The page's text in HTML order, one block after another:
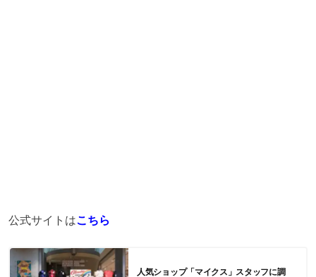
公式サイトはこちら
人気ショップ「マイクス」スタッフに調